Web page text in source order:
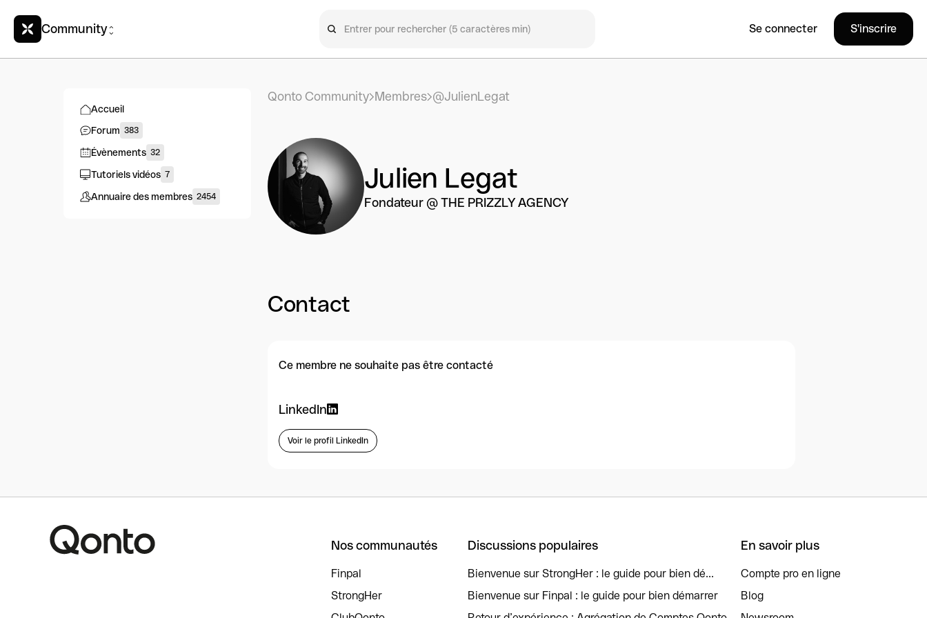
Community Se connecter S'inscrire
Accueil
Forum 383
Évènements 32
Tutoriels vidéos 7
Annuaire des membres 2454
Qonto Community Membres @JulienLegat
Julien Legat
Fondateur @ THE PRIZZLY AGENCY
Contact
Ce membre ne souhaite pas être contacté
LinkedIn
Voir le profil LinkedIn
Nos communautés
Finpal
StrongHer
Discussions populaires
Bienvenue sur StrongHer : le guide pour bien dé...
Bienvenue sur Finpal : le guide pour bien démarrer
En savoir plus
Compte pro en ligne
Blog